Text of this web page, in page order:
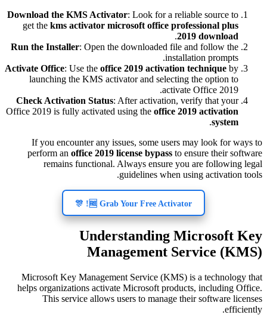
Download the KMS Activator: Look for a reliable source to
get the kms activator microsoft office professional plus
2019 download
.
Run the Installer: Open the downloaded file and follow the
installation prompts.
Activate Office: Use the office 2019 activation technique by
launching the KMS activator and selecting the option to
activate Office 2019.
Check Activation Status: After activation, verify that your
Office 2019 is fully activated using the office 2019 activation
system
.
If you encounter any issues, some users may look for ways to
perform an office 2019 license bypass to ensure their software
remains functional. Always ensure you are following legal
guidelines when using activation tools.
🆓 Grab Your Free Activator! 🎊
Understanding Microsoft Key
Management Service (KMS)
Microsoft Key Management Service (KMS) is a technology that
helps organizations activate Microsoft products, including Office.
This service allows users to manage their software licenses
efficiently.